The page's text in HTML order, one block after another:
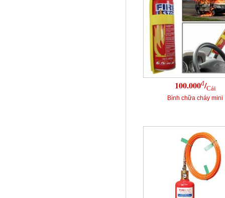
100.000đ/Cái
Bình chữa cháy mini